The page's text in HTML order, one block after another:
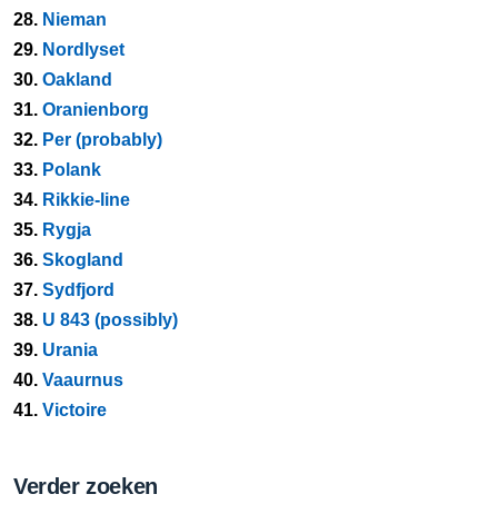
28. Nieman
29. Nordlyset
30. Oakland
31. Oranienborg
32. Per (probably)
33. Polank
34. Rikkie-line
35. Rygja
36. Skogland
37. Sydfjord
38. U 843 (possibly)
39. Urania
40. Vaaurnus
41. Victoire
Verder zoeken